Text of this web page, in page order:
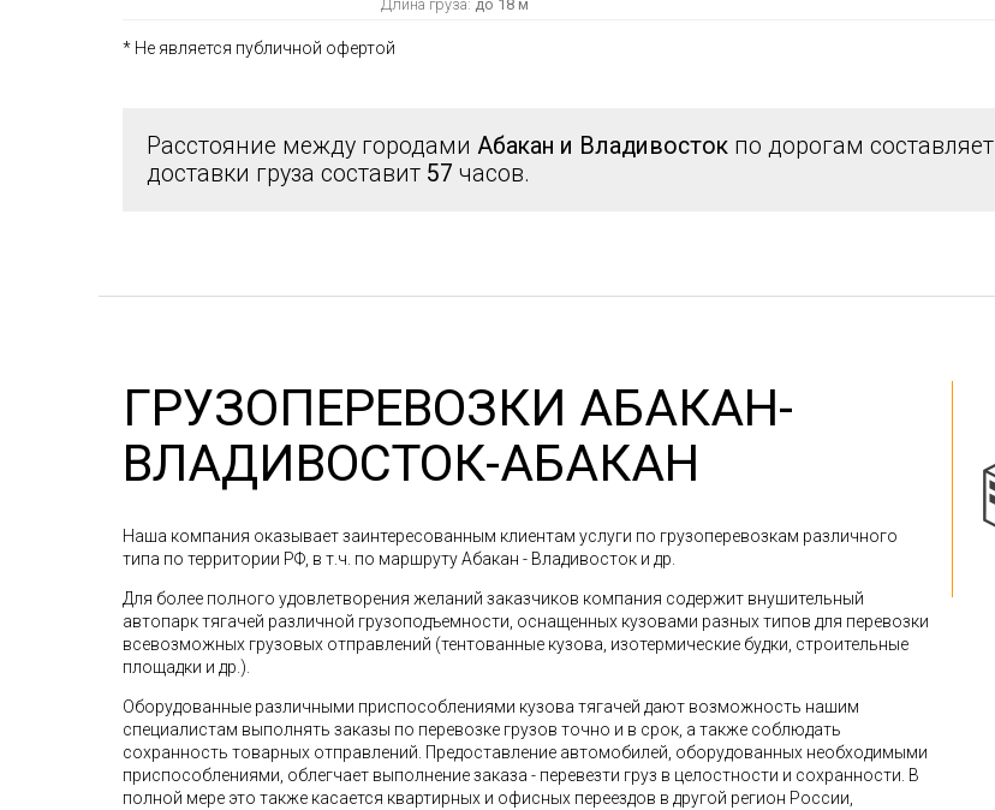
Длина груза: до 18 м
* Не является публичной офертой
Расстояние между городами Абакан и Владивосток по дорогам составляет
доставки груза составит 57 часов.
ГРУЗОПЕРЕВОЗКИ АБАКАН-
ВЛАДИВОСТОК-АБАКАН
Наша компания оказывает заинтересованным клиентам услуги по грузоперевозкам различного
типа по территории РФ, в т.ч. по маршруту Абакан - Владивосток и др.
Для более полного удовлетворения желаний заказчиков компания содержит внушительный
автопарк тягачей различной грузоподъемности, оснащенных кузовами разных типов для перевозки
всевозможных грузовых отправлений (тентованные кузова, изотермические будки, строительные
площадки и др.).
Оборудованные различными приспособлениями кузова тягачей дают возможность нашим
специалистам выполнять заказы по перевозке грузов точно и в срок, а также соблюдать
сохранность товарных отправлений. Предоставление автомобилей, оборудованных необходимыми
приспособлениями, облегчает выполнение заказа - перевезти груз в целостности и сохранности. В
полной мере это также касается квартирных и офисных переездов в другой регион России,